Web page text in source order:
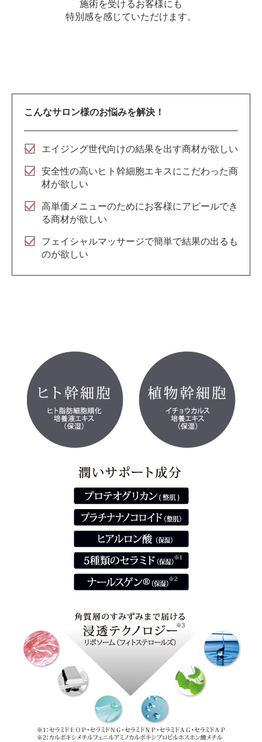
施術を受けるお客様にも
特別感を感じていただけます。
こんなサロン様のお悩みを解決！
エイジング世代向けの結果を出す商材が欲しい
安全性の高いヒト幹細胞エキスにこだわった商
材が欲しい
高単価メニューのためにお客様にアピールでき
る商材が欲しい
フェイシャルマッサージで簡単で結果の出るも
のが欲しい